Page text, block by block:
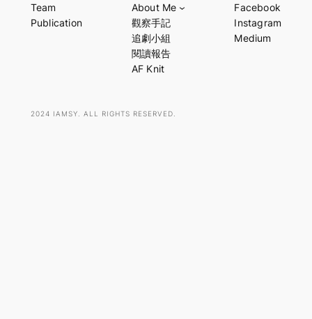
r
Team
Publication
About Me
觀察手記
追劇小組
閱讀報告
AF Knit
Facebook
Instagram
Medium
2024 IAMSY. ALL RIGHTS RESERVED.